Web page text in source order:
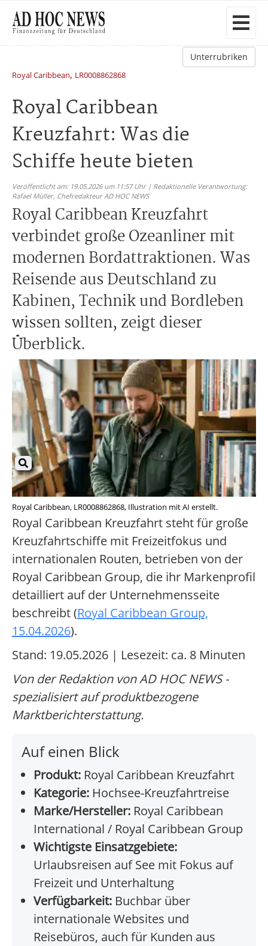
Unterrubriken
Royal Caribbean, LR0008862868
Royal Caribbean
Kreuzfahrt: Was die
Schiffe heute bieten
Veröffentlicht am: 19.05.2026 um 11:57 Uhr | Redaktionelle Verantwortung:
Rafael Müller, Chefredakteur AD HOC NEWS
Royal Caribbean Kreuzfahrt
verbindet große Ozeanliner mit
modernen Bordattraktionen. Was
Reisende aus Deutschland zu
Kabinen, Technik und Bordleben
wissen sollten, zeigt dieser
Überblick.
Royal Caribbean, LR0008862868, Illustration mit AI erstellt.
Royal Caribbean Kreuzfahrt steht für große
Kreuzfahrtschiffe mit Freizeitfokus und
internationalen Routen, betrieben von der
Royal Caribbean Group, die ihr Markenprofil
detailliert auf der Unternehmensseite
beschreibt (Royal Caribbean Group,
15.04.2026).
Stand: 19.05.2026 | Lesezeit: ca. 8 Minuten
Von der Redaktion von AD HOC NEWS -
spezialisiert auf produktbezogene
Marktberichterstattung.
Auf einen Blick
Produkt: Royal Caribbean Kreuzfahrt
Kategorie: Hochsee-Kreuzfahrtreise
Marke/Hersteller: Royal Caribbean
International / Royal Caribbean Group
Wichtigste Einsatzgebiete:
Urlaubsreisen auf See mit Fokus auf
Freizeit und Unterhaltung
Verfügbarkeit: Buchbar über
internationale Websites und
Reisebüros, auch für Kunden aus